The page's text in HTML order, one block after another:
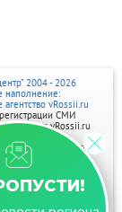
2004 - 2026
наполнение:
vRossii.ru
СМИ
vRossii.ru
04 марта
Нарыков А. Н.
размещаются на